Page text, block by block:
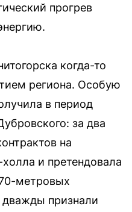
прогрев
когда-то
региона. Особую
в период
за два
на
и претендовала
метровых
признали